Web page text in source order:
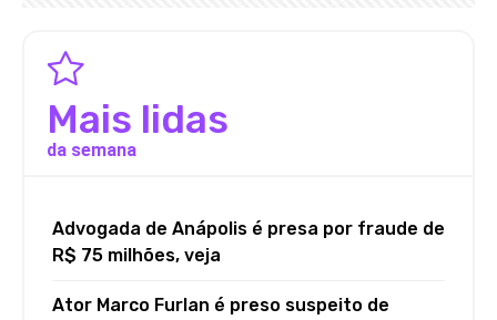
Mais lidas
da semana
Advogada de Anápolis é presa por fraude de
R$ 75 milhões, veja
Ator Marco Furlan é preso suspeito de